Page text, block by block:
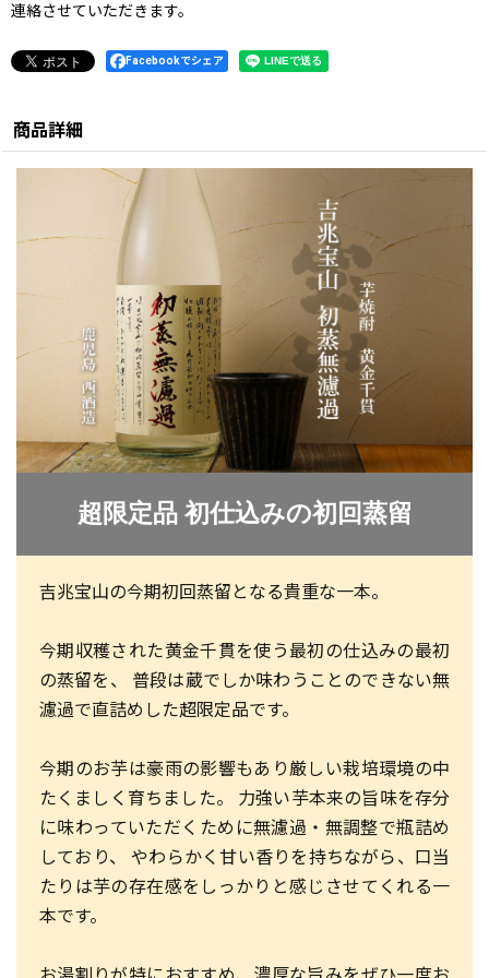
連絡させていただきます。
Facebookでシェア
商品詳細
超限定品 初仕込みの初回蒸留
吉兆宝山の今期初回蒸留となる貴重な一本。
今期収穫された黄金千貫を使う最初の仕込みの最初
の蒸留を、 普段は蔵でしか味わうことのできない無
濾過で直詰めした超限定品です。
今期のお芋は豪雨の影響もあり厳しい栽培環境の中
たくましく育ちました。 力強い芋本来の旨味を存分
に味わっていただくために無濾過・無調整で瓶詰め
しており、 やわらかく甘い香りを持ちながら、口当
たりは芋の存在感をしっかりと感じさせてくれる一
本です。